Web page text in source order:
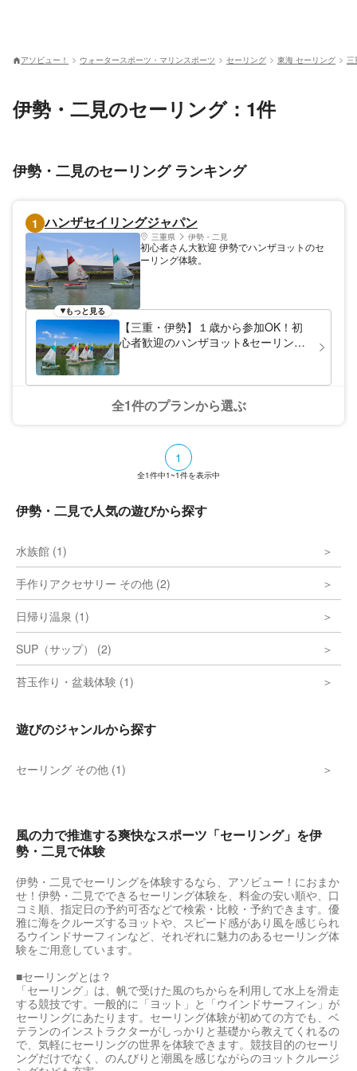
アソビュー！ ウォータースポーツ・マリンスポーツ セーリング 東海 セーリング 三
伊勢・二見のセーリング：1件
伊勢・二見のセーリング ランキング
1 ハンザセイリングジャパン
三重県 伊勢・二見
初心者さん大歓迎 伊勢でハンザヨットのセ
ーリング体験。
もっと見る
【三重・伊勢】１歳から参加OK！初
心者歓迎のハンザヨット&セーリング
全1件のプランから選ぶ
1
全1件中1~1件を表示中
伊勢・二見で人気の遊びから探す
水族館 (1)
手作りアクセサリー その他 (2)
日帰り温泉 (1)
SUP（サップ） (2)
苔玉作り・盆栽体験 (1)
遊びのジャンルから探す
セーリング その他 (1)
風の力で推進する爽快なスポーツ「セーリング」を伊
勢・二見で体験
伊勢・二見でセーリングを体験するなら、アソビュー！におまか
せ！伊勢・二見でできるセーリング体験を、料金の安い順や、口
コミ順、指定日の予約可否などで検索・比較・予約できます。優
雅に海をクルーズするヨットや、スピード感があり風を感じられ
るウインドサーフィンなど、それぞれに魅力のあるセーリング体
験をご用意しています。
■セーリングとは？
「セーリング」は、帆で受けた風のちからを利用して水上を滑走
する競技です。一般的に「ヨット」と「ウインドサーフィン」が
セーリングにあたります。セーリング体験が初めての方でも、ベ
テランのインストラクターがしっかりと基礎から教えてくれるの
で、気軽にセーリングの世界を体験できます。競技目的のセーリ
ングだけでなく、のんびりと潮風を感じながらのヨットクルージ